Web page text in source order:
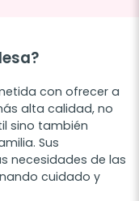
con ofrecer a
alta calidad, no
sino también
Sus
necesidades de las
cuidado y